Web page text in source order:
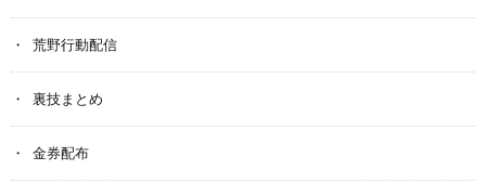
荒野行動配信
裏技まとめ
金券配布